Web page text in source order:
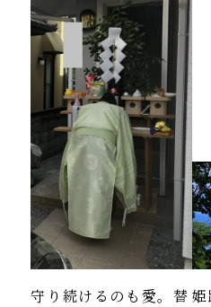
守り続けるのも愛。替